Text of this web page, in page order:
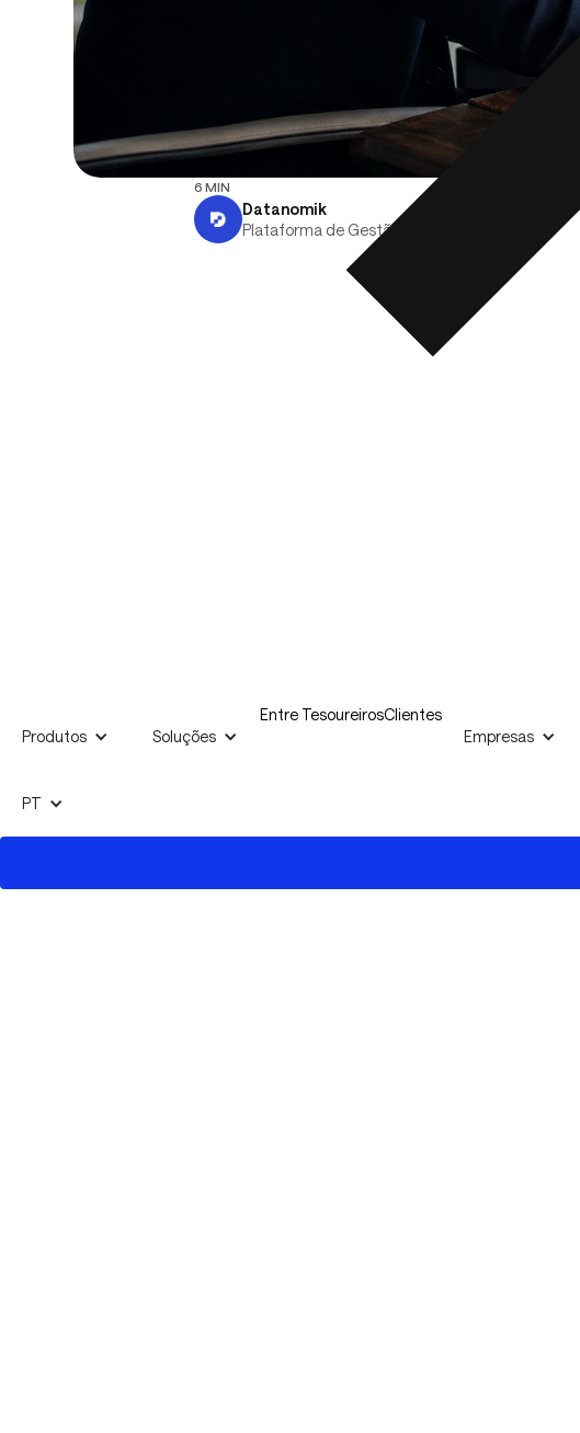
Produtos Soluções
Entre TesoureirosClientes
Empresas
PT
6 MIN
Datanomik
Plataforma de Gestão de Tesouraria